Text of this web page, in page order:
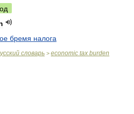
бремя налога
словарь > economic tax burden